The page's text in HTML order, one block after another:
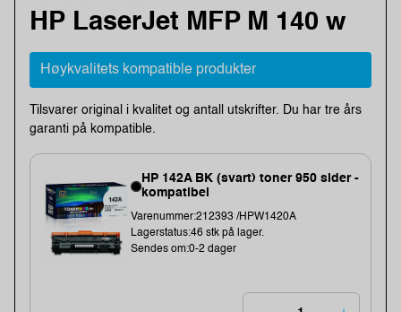
HP LaserJet MFP M 140 w
Høykvalitets kompatible produkter
Tilsvarer original i kvalitet og antall utskrifter. Du har tre års
garanti på kompatible.
HP 142A BK (svart) toner 950 sider -
kompatibel
Varenummer:212393 /HPW1420A
Lagerstatus:46 stk på lager.
Sendes om:0-2 dager